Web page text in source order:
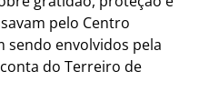
pelo Centro
sendo envolvidos pela
do Terreiro de